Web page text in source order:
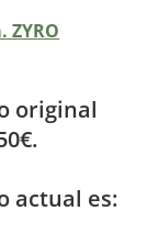
ZYRO
original
actual es: